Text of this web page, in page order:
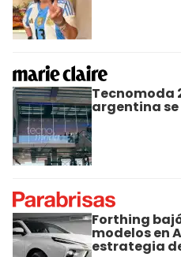
Tecnomoda
argentina
Forthing
modelos en
estrategia